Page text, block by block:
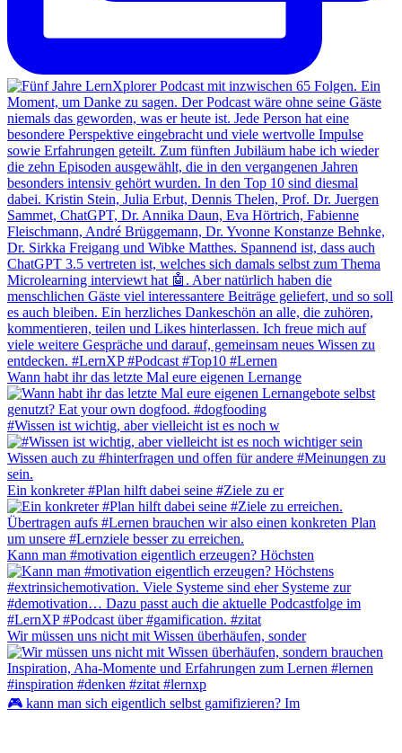
Wann habt ihr das letzte Mal eure eigenen Lernange
#Wissen ist wichtig, aber vielleicht ist es noch w
Ein konkreter #Plan hilft dabei seine #Ziele zu er
Kann man #motivation eigentlich erzeugen? Höchsten
Wir müssen uns nicht mit Wissen überhäufen, sonder
🎮 kann man sich eigentlich selbst gamifizieren? Im